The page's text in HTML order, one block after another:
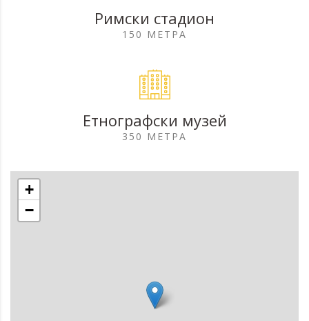
Римски стадион
150 МЕТРА
Етнографски музей
350 МЕТРА
+
−